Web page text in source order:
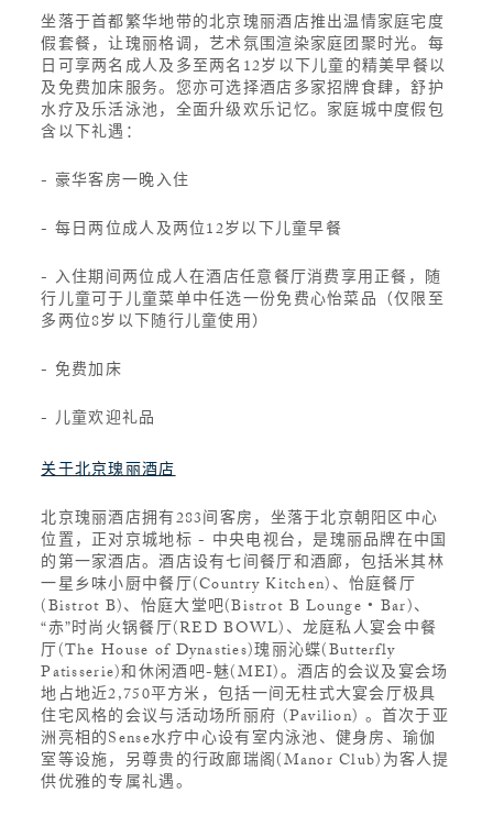
坐落于首都繁华地带的北京瑰丽酒店推出温情家庭宅度
假套餐，让瑰丽格调，艺术氛围渲染家庭团聚时光。每
日可享两名成人及多至两名12岁以下儿童的精美早餐以
及免费加床服务。您亦可选择酒店多家招牌食肆，舒护
水疗及乐活泳池，全面升级欢乐记忆。家庭城中度假包
含以下礼遇：
- 豪华客房一晚入住
- 每日两位成人及两位12岁以下儿童早餐
- 入住期间两位成人在酒店任意餐厅消费享用正餐，随
行儿童可于儿童菜单中任选一份免费心怡菜品（仅限至
多两位8岁以下随行儿童使用）
- 免费加床
- 儿童欢迎礼品
关于北京瑰丽酒店
北京瑰丽酒店拥有283间客房，坐落于北京朝阳区中心
位置，正对京城地标 - 中央电视台，是瑰丽品牌在中国
的第一家酒店。酒店设有七间餐厅和酒廊，包括米其林
一星乡味小厨中餐厅(Country Kitchen)、怡庭餐厅
(Bistrot B)、怡庭大堂吧(Bistrot B Lounge • Bar)、
“赤”时尚火锅餐厅(RED BOWL)、龙庭私人宴会中餐
厅(The House of Dynasties)瑰丽沁蝶(Butterfly
Patisserie)和休闲酒吧-魅(MEI)。酒店的会议及宴会场
地占地近2,750平方米，包括一间无柱式大宴会厅极具
住宅风格的会议与活动场所丽府 (Pavilion) 。首次于亚
洲亮相的Sense水疗中心设有室内泳池、健身房、瑜伽
室等设施，另尊贵的行政廊瑞阁(Manor Club)为客人提
供优雅的专属礼遇。